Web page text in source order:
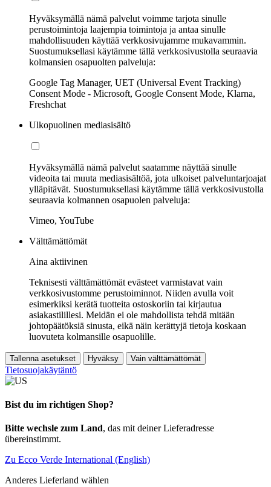
Hyväksymällä nämä palvelut voimme tarjota sinulle
perustoimintoja laajempia toimintoja ja antaa sinulle
mahdollisuuden käyttää verkkosivujamme mukavammin.
Suostumuksellasi käytämme tällä verkkosivustolla seuraavia
kolmansien osapuolten palveluja:
Google Tag Manager, UET (Universal Event Tracking)
Consent Mode - Microsoft, Google Consent Mode, Klarna,
Freshchat
Ulkopuolinen mediasisältö
Hyväksymällä nämä palvelut saatamme näyttää sinulle
videoita tai muuta mediasisältöä, jota ulkoiset palveluntarjoajat
ylläpitävät. Suostumuksellasi käytämme tällä verkkosivustolla
seuraavia kolmannen osapuolen palveluja:
Vimeo, YouTube
Välttämättömät
Aina aktiivinen
Teknisesti välttämättömät evästeet varmistavat vain
verkkosivustomme perustoiminnot. Niiden avulla voit
esimerkiksi kerätä tuotteita ostoskoriin tai kirjautua
asiakastilillesi. Meidän ei ole mahdollista tehdä mitään
johtopäätöksiä sinusta, eikä näin kerättyjä tietoja koskaan
luovuteta kolmansille osapuolille.
Tallenna asetukset Hyväksy Vain välttämättömät
Tietosuojakäytäntö
Bist du im richtigen Shop?
Bitte wechsle zum Land, das mit deiner Lieferadresse
übereinstimmt.
Zu Ecco Verde International (English)
Anderes Lieferland wählen